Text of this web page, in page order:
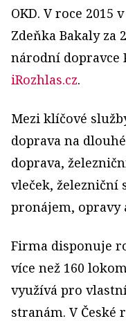
OKD. V roce
Zdeňka Bakaly
národní dopravce
iRozhlas.cz.
Mezi klíčové
doprava na
doprava,
vleček, železniční
pronájem, opravy
Firma disponuje
více než 160
využívá pro
stranám. V